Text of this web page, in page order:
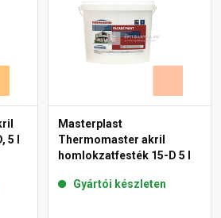
l
Masterplast
Thermomaster akril
homlokzatfesték 15-D 5 l
Gyártói készleten